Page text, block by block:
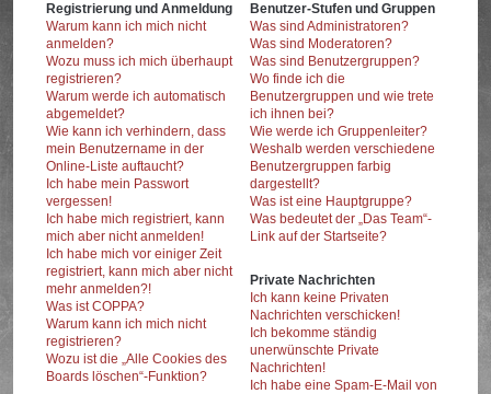
Registrierung und Anmeldung
Warum kann ich mich nicht
anmelden?
Wozu muss ich mich überhaupt
registrieren?
Warum werde ich automatisch
abgemeldet?
Wie kann ich verhindern, dass
mein Benutzername in der
Online-Liste auftaucht?
Ich habe mein Passwort
vergessen!
Ich habe mich registriert, kann
mich aber nicht anmelden!
Ich habe mich vor einiger Zeit
registriert, kann mich aber nicht
mehr anmelden?!
Was ist COPPA?
Warum kann ich mich nicht
registrieren?
Wozu ist die „Alle Cookies des
Boards löschen“-Funktion?
Benutzer-Stufen und Gruppen
Was sind Administratoren?
Was sind Moderatoren?
Was sind Benutzergruppen?
Wo finde ich die
Benutzergruppen und wie trete
ich ihnen bei?
Wie werde ich Gruppenleiter?
Weshalb werden verschiedene
Benutzergruppen farbig
dargestellt?
Was ist eine Hauptgruppe?
Was bedeutet der „Das Team“-
Link auf der Startseite?
Private Nachrichten
Ich kann keine Privaten
Nachrichten verschicken!
Ich bekomme ständig
unerwünschte Private
Nachrichten!
Ich habe eine Spam-E-Mail von